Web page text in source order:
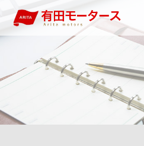
ABOUT
MENU